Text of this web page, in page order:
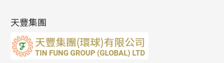
雙十字鏈系列
水波鏈系列
蛇骨鏈系列
鏈尾系列
耳環扣系列
耳綫/耳鈎系列
耳環爪頭
耳環
字母吊墜
相盒吊墜
項鏈吊墜
生肖吊墜
天豐集團